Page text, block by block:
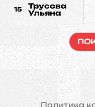
15
Трусова
Ульяна
Политика